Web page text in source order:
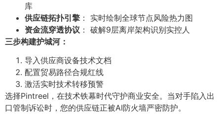
库
供应链拓扑引擎 ： 实时绘制全球节点风险热力图
资金流穿透协议 ： 破解9层离岸架构识别实控人
三步构建护城河：
导入供应商设备技术文档
配置贸易路径合规红线
激活实时技术转移预警
选择Pintreel，在技术铁幕时代守护商业安全。当对手陷入出
口管制诉讼时，您的供应链正被AI防火墙严密防护。